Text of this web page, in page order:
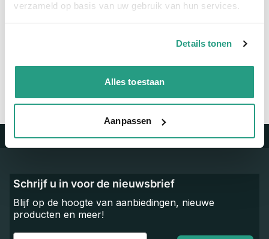
verzameld op basis van uw gebruik van hun services.
Details tonen
Alles toestaan
Aanpassen
We zijn beschikbaar van ma t/m vr van 08:00 tot 17:00 uur.
Trustpilot
Schrijf u in voor de nieuwsbrief
Blijf op de hoogte van aanbiedingen, nieuwe
producten en meer!